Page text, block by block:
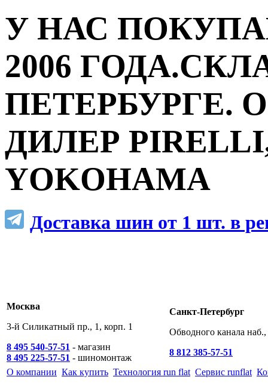
У НАС
2006
ПЕТЕРБУРГЕ.
ДИЛЕР
YOKOHAMA
Доставка шин от 1 шт. в
Москва
3-й Силикатный пр., 1, корп. 1
8 495 540-57-51 - магазин
8 495 225-57-51 - шиномонтаж
Санкт-Петербург
Обводного канала
8 812 385-57-51
О компании Как купить Технология run flat Сервис runflat